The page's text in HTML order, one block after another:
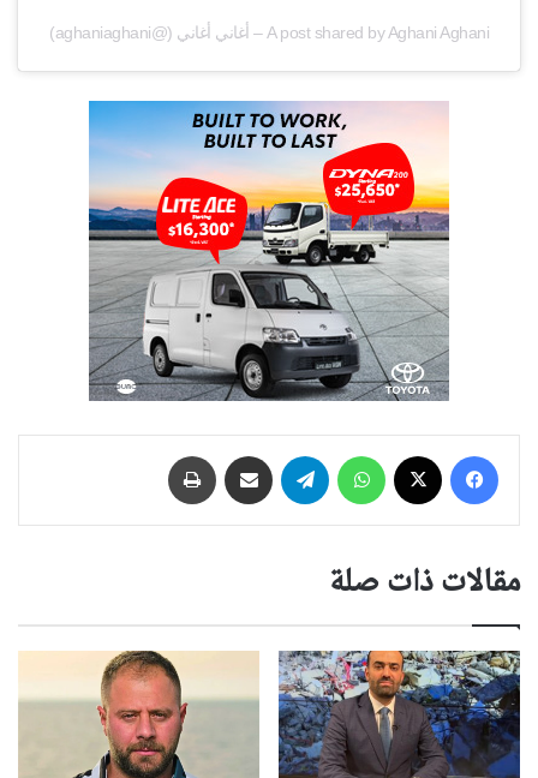
A post shared by Aghani Aghani – أغاني أغاني (@aghaniaghani)
فيسبوك واتساب تيلقرام مشاركة عبر البريد
مقالات ذات صلة